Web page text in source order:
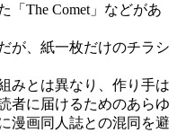
「The Comet」などがあ
が、紙一枚だけのチラシ
みとは異なり、作り手は
者に届けるためのあらゆ
漫画同人誌との混同を避